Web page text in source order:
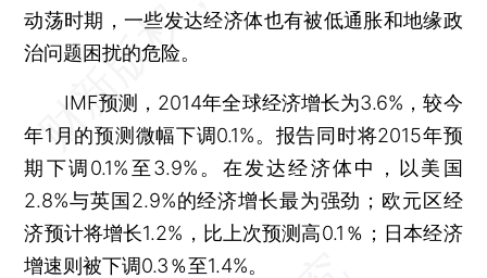
动荡时期，一些发达经济体也有被低通胀和地缘政
治问题困扰的危险。
IMF预测，2014年全球经济增长为3.6%，较今
年1月的预测微幅下调0.1%。报告同时将2015年预
期下调0.1%至3.9%。在发达经济体中，以美国
2.8%与英国2.9%的经济增长最为强劲；欧元区经
济预计将增长1.2%，比上次预测高0.1％；日本经济
增速则被下调0.3％至1.4%。